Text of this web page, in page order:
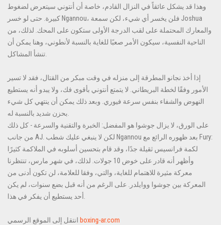
وهذا قد يشكل عائقاً في النزال القادم، خاصة أن أنتوني سيتعرض لضغوط
كبيرة. حتى لو خسر Ngannou، فلن يخسر أي شيء، لكن سمعة Joshua
والمعارك المحتملة على لقب الدرجة الأولى ستكون على المحك. لذلك، من
الناحية النفسية، سيكون الأمر صعبًا للغاية بالنسبة لأنطوني، وهنا يمكن أن
تنشأ المشاكل.
إذا أخذ نجانو المطرقة إلى منزله في وقت مبكر من القتال، فقد لا تسير
الأمور وفقًا لخطة البريطاني. لا يتمتع أنتوني بأقوى فك، ولا يبدو أنه يستطيع
النهوض والشفاء بنفس سرعة فيوري. وبعد ذلك يمكن أن ينتهي كل شيء
بحزن شديد بالنسبة له.
على الورق، لا يزال جوشوا هو المفضل: الخبرة والتقنية والسرعة - كل ذلك
من جانب AJ. لكن لا ينبغي عليك شطب Ngannou بعد ظهوره الرائع مع Fury:
لكمة فرانسيس ثقيلة جدًا، وقد قام بتحسين أسلوبه في الملاكمة كثيرًا
وأظهر أنه قادر على خوض 10 جولات. لذلك، في شهر مارس، تنتظرنا
معركة مثيرة للاهتمام للغاية، والتي، وفقا للعلامة، لن تكون أدنى من
المعركة بين جوشوا ووايلدر. على الرغم من أنه قبل بضع سنوات، لم يكن
أحد يستطيع أن يفكر في هذا.
boxing-ar.com